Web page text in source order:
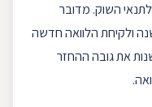
השוק. מדובר
ולקיחת הלוואה חדשה
את גובה ההחזר